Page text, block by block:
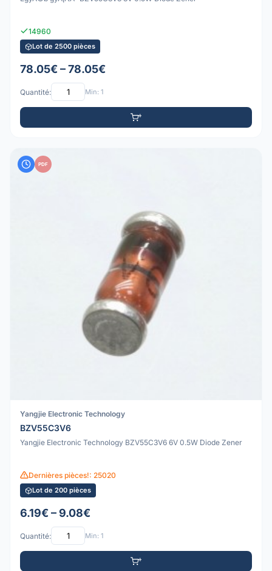
14960
Lot de 2500 pièces
78.05€ – 78.05€
Quantité: Min: 1
PDF
Yangjie Electronic Technology
BZV55C3V6
Yangjie Electronic Technology BZV55C3V6 6V 0.5W Diode Zener
Dernières pièces!: 25020
Lot de 200 pièces
6.19€ – 9.08€
Quantité: Min: 1